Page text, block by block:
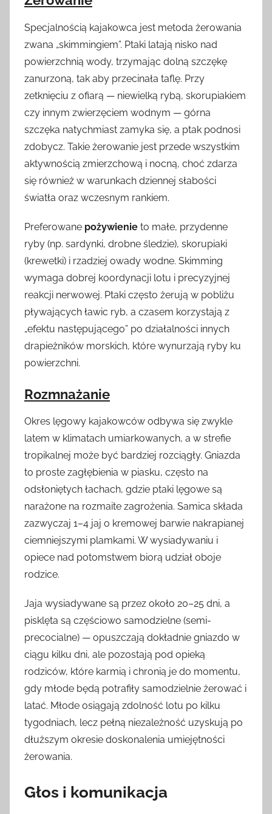
Specjalnością kajakowca jest metoda żerowania
zwana „skimmingiem”. Ptaki latają nisko nad
powierzchnią wody, trzymając dolną szczękę
zanurzoną, tak aby przecinała taflę. Przy
zetknięciu z ofiarą — niewielką rybą, skorupiakiem
czy innym zwierzęciem wodnym — górna
szczęka natychmiast zamyka się, a ptak podnosi
zdobycz. Takie żerowanie jest przede wszystkim
aktywnością zmierzchową i nocną, choć zdarza
się również w warunkach dziennej słabości
światła oraz wczesnym rankiem.
Preferowane pożywienie to małe, przydenne
ryby (np. sardynki, drobne śledzie), skorupiaki
(krewetki) i rzadziej owady wodne. Skimming
wymaga dobrej koordynacji lotu i precyzyjnej
reakcji nerwowej. Ptaki często żerują w pobliżu
pływających ławic ryb, a czasem korzystają z
„efektu następującego” po działalności innych
drapieżników morskich, które wynurzają ryby ku
powierzchni.
Rozmnażanie
Okres lęgowy kajakowców odbywa się zwykle
latem w klimatach umiarkowanych, a w strefie
tropikalnej może być bardziej rozciągły. Gniazda
to proste zagłębienia w piasku, często na
odsłoniętych łachach, gdzie ptaki lęgowe są
narażone na rozmaite zagrożenia. Samica składa
zazwyczaj 1–4 jaj o kremowej barwie nakrapianej
ciemniejszymi plamkami. W wysiadywaniu i
opiece nad potomstwem biorą udział oboje
rodzice.
Jaja wysiadywane są przez około 20–25 dni, a
pisklęta są częściowo samodzielne (semi-
precocialne) — opuszczają dokładnie gniazdo w
ciągu kilku dni, ale pozostają pod opieką
rodziców, które karmią i chronią je do momentu,
gdy młode będą potrafiły samodzielnie żerować i
latać. Młode osiągają zdolność lotu po kilku
tygodniach, lecz pełną niezależność uzyskują po
dłuższym okresie doskonalenia umiejętności
żerowania.
Głos i komunikacja